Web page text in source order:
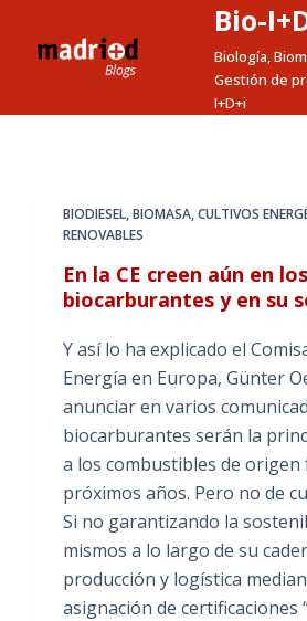
t
Bio-
Biología,
Gestión de
I+D+i
BIODIESEL,BIOMASA,CULTIVOS
RENOVABLES
En la CE creen aún en los
biocarburantes y en su
Y así lo ha explicado el
Energía en Europa, Günter
anunciar en varios
biocarburantes serán la
a los combustibles de origen
próximos años. Pero no de
Si no garantizando la
mismos a lo largo de su
producción y logística
asignación de certificaciones